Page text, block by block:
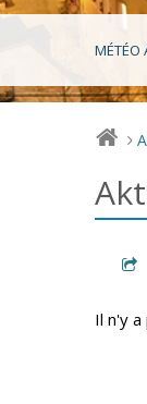
MÉTÉO
>
Il n'y